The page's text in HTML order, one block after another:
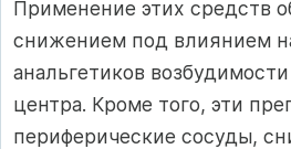
Применение этих средств
снижением под влиянием
анальгетиков
центра. Кроме того, эти
периферические сосуды,